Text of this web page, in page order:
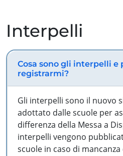
Interpelli
Cosa sono gli interpelli e
registrarmi?
Gli interpelli sono il nuovo
adottato dalle scuole per
differenza della Messa a
interpelli vengono
scuole in caso di